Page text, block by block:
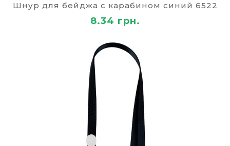
Шнур для бейджа с карабином синий 6522
8.34 грн.